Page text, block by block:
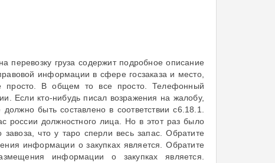
перевозку груза содержит подробное описание
информации в сфере госзаказа и место,
просто. В общем то все просто. Телефонный
Если кто-нибудь писал возражения на жалобу,
быть составлено в соответствии с6.18.1.
россии должностного лица. Но в этот раз было
что у таро сперли весь запас. Обратите
информации о закупках является. Обратите
информации о закупках является.